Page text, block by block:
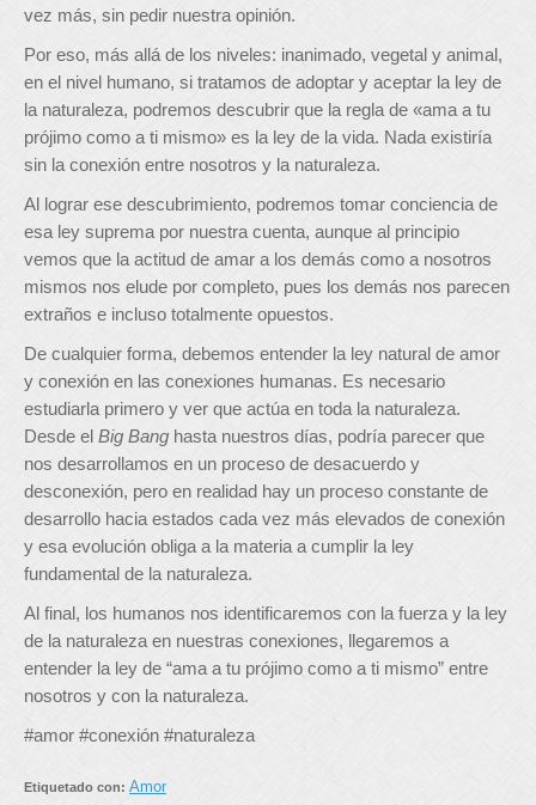
vez más, sin pedir nuestra opinión.
Por eso, más allá de los niveles: inanimado, vegetal y animal,
en el nivel humano, si tratamos de adoptar y aceptar la ley de
la naturaleza, podremos descubrir que la regla de «ama a tu
prójimo como a ti mismo» es la ley de la vida. Nada existiría
sin la conexión entre nosotros y la naturaleza.
Al lograr ese descubrimiento, podremos tomar conciencia de
esa ley suprema por nuestra cuenta, aunque al principio
vemos que la actitud de amar a los demás como a nosotros
mismos nos elude por completo, pues los demás nos parecen
extraños e incluso totalmente opuestos.
De cualquier forma, debemos entender la ley natural de amor
y conexión en las conexiones humanas. Es necesario
estudiarla primero y ver que actúa en toda la naturaleza.
Desde el Big Bang hasta nuestros días, podría parecer que
nos desarrollamos en un proceso de desacuerdo y
desconexión, pero en realidad hay un proceso constante de
desarrollo hacia estados cada vez más elevados de conexión
y esa evolución obliga a la materia a cumplir la ley
fundamental de la naturaleza.
Al final, los humanos nos identificaremos con la fuerza y la ley
de la naturaleza en nuestras conexiones, llegaremos a
entender la ley de “ama a tu prójimo como a ti mismo” entre
nosotros y con la naturaleza.
#amor #conexión #naturaleza
Etiquetado con: Amor